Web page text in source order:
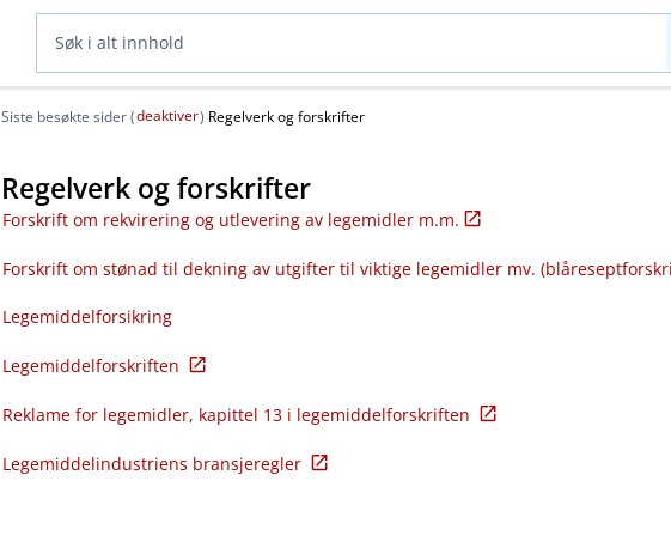
Siste besøkte sider (deaktiver) Regelverk og forskrifter
Regelverk og forskrifter
Forskrift om rekvirering og utlevering av legemidler m.m.
Forskrift om stønad til dekning av utgifter til viktige legemidler mv.
Legemiddelforsikring
Legemiddelforskriften
Reklame for legemidler, kapittel 13 i legemiddelforskriften
Legemiddelindustriens bransjeregler